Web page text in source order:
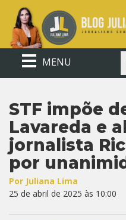
MENU
STF impõe
Lavareda e
jornalista
por
Por Juliana Lima
25 de abril de 2025 às 10:00